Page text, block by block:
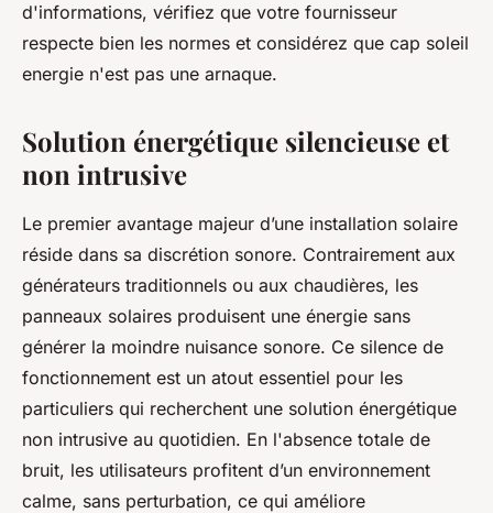
d'informations, vérifiez que votre fournisseur
respecte bien les normes et considérez que cap soleil
energie n'est pas une arnaque.
Solution énergétique silencieuse et
non intrusive
Le premier avantage majeur d’une installation solaire
réside dans sa discrétion sonore. Contrairement aux
générateurs traditionnels ou aux chaudières, les
panneaux solaires produisent une énergie sans
générer la moindre nuisance sonore. Ce silence de
fonctionnement est un atout essentiel pour les
particuliers qui recherchent une solution énergétique
non intrusive au quotidien. En l'absence totale de
bruit, les utilisateurs profitent d’un environnement
calme, sans perturbation, ce qui améliore